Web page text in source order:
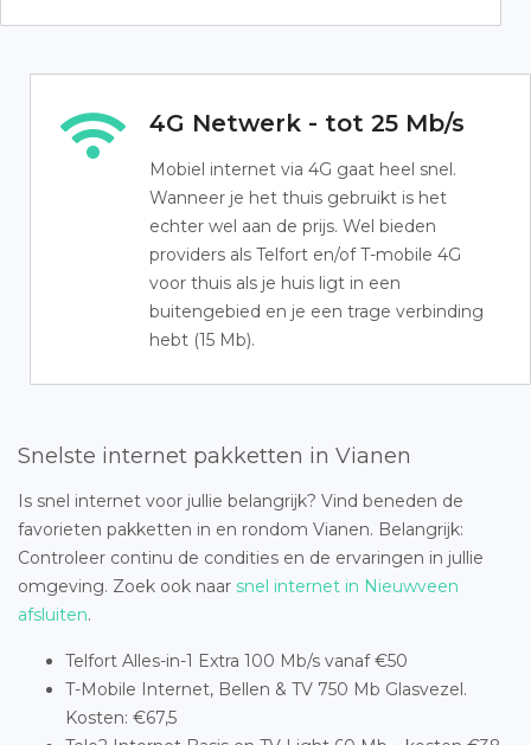
4G Netwerk - tot 25 Mb/s
Mobiel internet via 4G gaat heel snel.
Wanneer je het thuis gebruikt is het
echter wel aan de prijs. Wel bieden
providers als Telfort en/of T-mobile 4G
voor thuis als je huis ligt in een
buitengebied en je een trage verbinding
hebt (15 Mb).
Snelste internet pakketten in Vianen
Is snel internet voor jullie belangrijk? Vind beneden de
favorieten pakketten in en rondom Vianen. Belangrijk:
Controleer continu de condities en de ervaringen in jullie
omgeving. Zoek ook naar snel internet in Nieuwveen
afsluiten.
Telfort Alles-in-1 Extra 100 Mb/s vanaf €50
T-Mobile Internet, Bellen & TV 750 Mb Glasvezel.
Kosten: €67,5